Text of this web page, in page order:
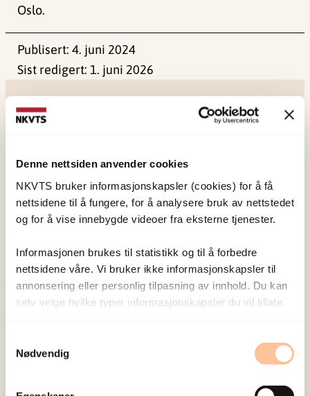
Denne nettsiden anvender cookies
NKVTS bruker informasjonskapsler (cookies) for å få
nettsidene til å fungere, for å analysere bruk av nettstedet
og for å vise innebygde videoer fra eksterne tjenester.
Informasjonen brukes til statistikk og til å forbedre
nettsidene våre. Vi bruker ikke informasjonskapsler til
annonsering eller personlig tilpasning av innhold. Du kan
selv velge hvilke typer informasjonskapsler du vil tillate.
Nødvendig
Oslo.
Publisert:4. juni 2024
Sist redigert: 1. juni 2026
om vold og traumatisk stress. Formålet er å bidra
til å forebygge og redusere de helsemessige og
stress kan medføre.
Om oss
Publikasjoner